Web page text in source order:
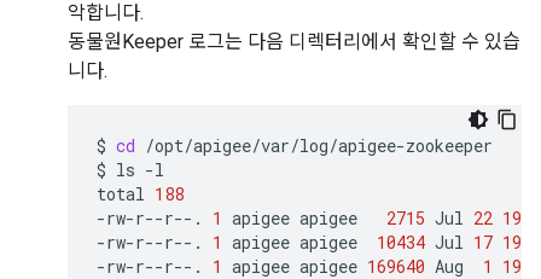
악합니다.
동물원Keeper 로그는 다음 디렉터리에서 확인할 수 있습
니다.
$ cd /opt/apigee/var/log/apigee-zookeeper
$ ls -l
total 188
-rw-r--r--.
1 apigee apigee 2715 Jul 22 19
-rw-r--r--.
1 apigee apigee 10434 Jul 17 19
-rw-r--r--.
1 apigee apigee 169640 Aug 1 19